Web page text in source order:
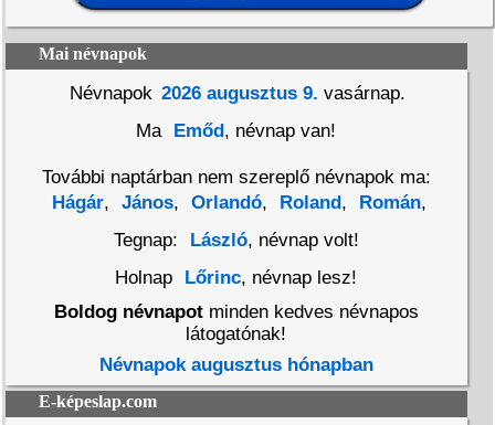
Mai névnapok
Névnapok 2026 augusztus 9. vasárnap.
Ma
Emőd , névnap van!
További naptárban nem szereplő névnapok ma:
Hágár, János, Orlandó, Roland , Román,
Tegnap:
László, névnap volt!
Holnap
Lőrinc, névnap lesz!
Boldog névnapotminden kedves névnapos
látogatónak!
Névnapok augusztus hónapban
E-képeslap.com